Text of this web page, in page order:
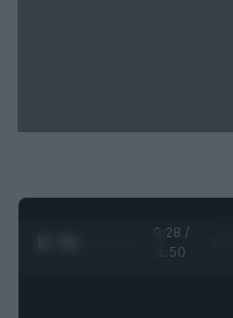
0:29 /
1:50